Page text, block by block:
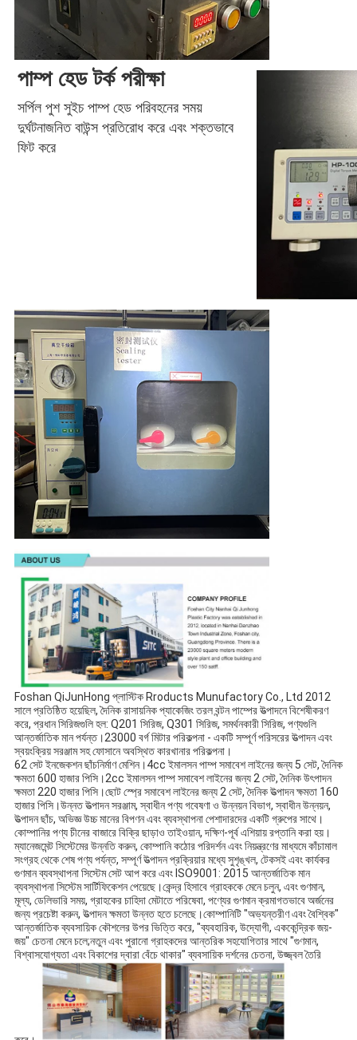
পাম্প হেড টর্ক পরীক্ষা
সর্পিল পুশ সুইচ পাম্প হেড পরিবহনের সময়
দুর্ঘটনাজনিত বাউন্স প্রতিরোধ করে এবং শক্তভাবে
ফিট করে
Foshan QiJunHong প্লাস্টিক Rroducts Munufactory Co., Ltd 2012
সালে প্রতিষ্ঠিত হয়েছিল, দৈনিক রাসায়নিক প্যাকেজিং তরল বন্টন পাম্পের উত্পাদনে বিশেষীকরণ
করে, প্রধান সিরিজগুলি হল: Q201 সিরিজ, Q301 সিরিজ, সমর্থনকারী সিরিজ, পণ্যগুলি
আন্তর্জাতিক মান পর্যন্ত।23000 বর্গ মিটার পরিকল্পনা - একটি সম্পূর্ণ পরিসরের উত্পাদন এবং
স্বয়ংক্রিয় সরঞ্জাম সহ ফোসানে অবস্থিত কারখানার পরিকল্পনা।
62 সেট ইনজেকশন ছাঁচনির্মাণ মেশিন।4cc ইমালসন পাম্প সমাবেশ লাইনের জন্য 5 সেট, দৈনিক
ক্ষমতা 600 হাজার পিসি।2cc ইমালসন পাম্প সমাবেশ লাইনের জন্য 2 সেট, দৈনিক উৎপাদন
ক্ষমতা 220 হাজার পিসি।ছোট স্প্রে সমাবেশ লাইনের জন্য 2 সেট, দৈনিক উত্পাদন ক্ষমতা 160
হাজার পিসি।উন্নত উত্পাদন সরঞ্জাম, স্বাধীন পণ্য গবেষণা ও উন্নয়ন বিভাগ, স্বাধীন উন্নয়ন,
উত্পাদন ছাঁচ, অভিজ্ঞ উচ্চ মানের বিপণন এবং ব্যবস্থাপনা পেশাদারদের একটি গ্রুপের সাথে।
কোম্পানির পণ্য চীনের বাজারে বিক্রি ছাড়াও তাইওয়ান, দক্ষিণ-পূর্ব এশিয়ায় রপ্তানি করা হয়।
ম্যানেজমেন্ট সিস্টেমের উন্নতি করুন, কোম্পানি কঠোর পরিদর্শন এবং নিয়ন্ত্রণের মাধ্যমে কাঁচামাল
সংগ্রহ থেকে শেষ পণ্য পর্যন্ত, সম্পূর্ণ উত্পাদন প্রক্রিয়ার মধ্যে সুশৃঙ্খল, টেকসই এবং কার্যকর
গুণমান ব্যবস্থাপনা সিস্টেম সেট আপ করে এবং ISO9001: 2015 আন্তর্জাতিক মান
ব্যবস্থাপনা সিস্টেম সার্টিফিকেশন পেয়েছে।কেন্দ্র হিসাবে গ্রাহককে মেনে চলুন, এবং গুণমান,
মূল্য, ডেলিভারি সময়, গ্রাহকের চাহিদা মেটাতে পরিষেবা, পণ্যের গুণমান ক্রমাগতভাবে অর্জনের
জন্য প্রচেষ্টা করুন, উত্পাদন ক্ষমতা উন্নত হতে চলেছে।কোম্পানিটি "অভ্যন্তরীণ এবং বৈশ্বিক"
আন্তর্জাতিক ব্যবসায়িক কৌশলের উপর ভিত্তি করে, "ব্যবহারিক, উদ্যোগী, এককেন্দ্রিক জয়-
জয়" চেতনা মেনে চলে;নতুন এবং পুরানো গ্রাহকদের আন্তরিক সহযোগিতার সাথে "গুণমান,
বিশ্বাসযোগ্যতা এবং বিকাশের দ্বারা বেঁচে থাকার" ব্যবসায়িক দর্শনের চেতনা, উজ্জ্বল তৈরি